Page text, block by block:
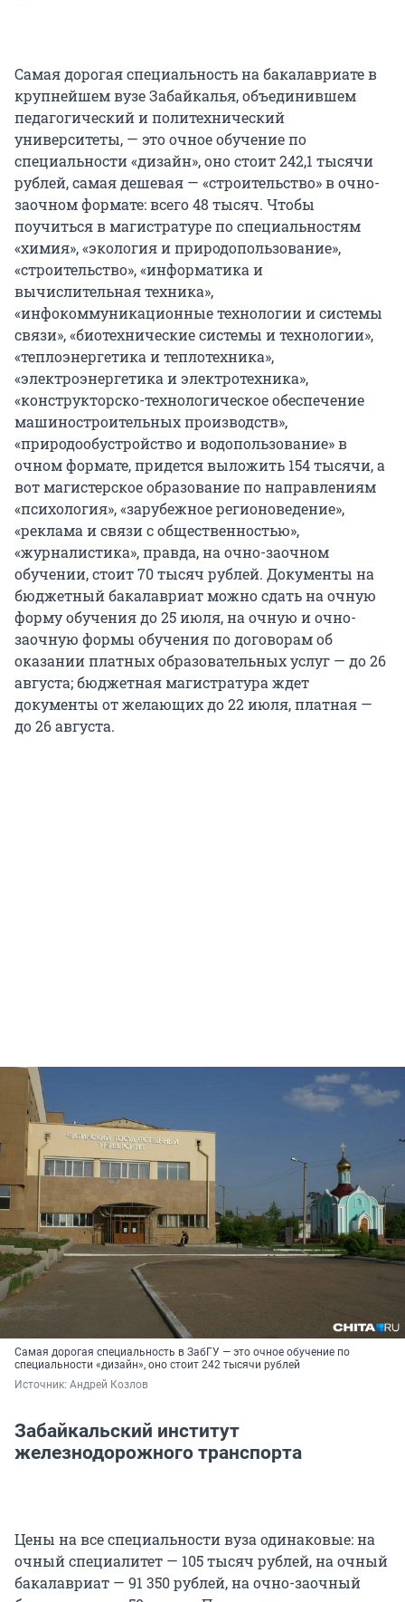
Самая дорогая специальность на бакалавриате в
крупнейшем вузе Забайкалья, объединившем
педагогический и политехнический
университеты, — это очное обучение по
специальности «дизайн», оно стоит 242,1 тысячи
рублей, самая дешевая — «строительство» в очно-
заочном формате: всего 48 тысяч. Чтобы
поучиться в магистратуре по специальностям
«химия», «экология и природопользование»,
«строительство», «информатика и
вычислительная техника»,
«инфокоммуникационные технологии и системы
связи», «биотехнические системы и технологии»,
«теплоэнергетика и теплотехника»,
«электроэнергетика и электротехника»,
«конструкторско-технологическое обеспечение
машиностроительных производств»,
«природообустройство и водопользование» в
очном формате, придется выложить 154 тысячи, а
вот магистерское образование по направлениям
«психология», «зарубежное регионоведение»,
«реклама и связи с общественностью»,
«журналистика», правда, на очно-заочном
обучении, стоит 70 тысяч рублей. Документы на
бюджетный бакалавриат можно сдать на очную
форму обучения до 25 июля, на очную и очно-
заочную формы обучения по договорам об
оказании платных образовательных услуг — до 26
августа; бюджетная магистратура ждет
документы от желающих до 22 июля, платная —
до 26 августа.
Самая дорогая специальность в ЗабГУ — это очное обучение по
специальности «дизайн», оно стоит 242 тысячи рублей
Источник: Андрей Козлов
Забайкальский институт
железнодорожного транспорта
Цены на все специальности вуза одинаковые: на
очный специалитет — 105 тысяч рублей, на очный
бакалавриат — 91 350 рублей, на очно-заочный